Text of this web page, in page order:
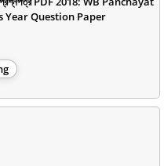
Year Question Paper